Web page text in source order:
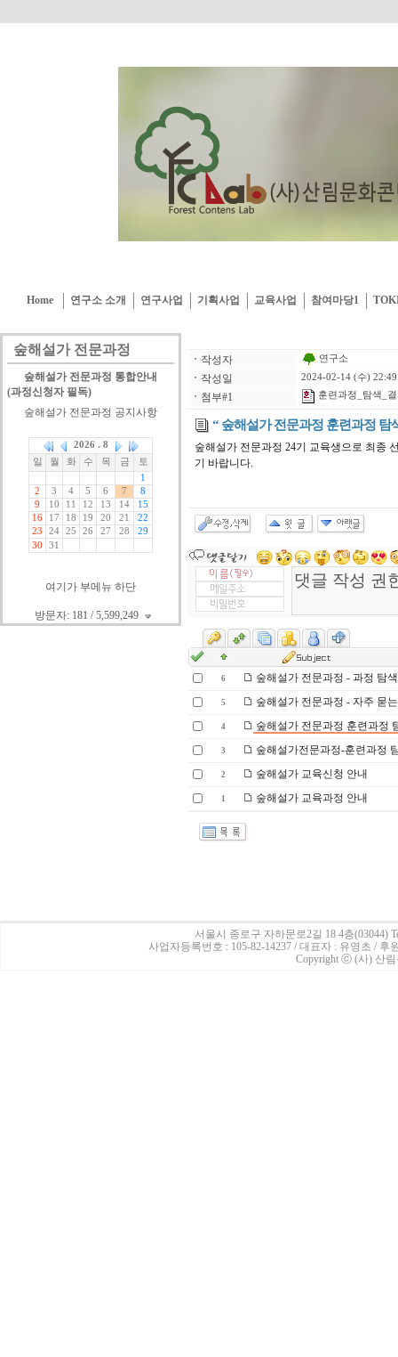
Home 연구소 소개 연구사업 기획사업 교육사업 참여마당1
숲해설가 전문과정
숲해설가 전문과정 통합안내
(과정신청자 필독)
숲해설가 전문과정 공지사항
여기가 부메뉴 하단
방문자: 181 / 5,599,249
ㆍ 작성자 연구소
ㆍ 작성일 2024-02-14 (수) 22:49
ㆍ 첨부#1 훈련과정_탐색_
“ 숲해설가 전문과정 훈련과정 탐
숲해설가 전문과정 24기 교육생으로 최종
기 바랍니다.
6 숲해설가 전문과정 - 과정 탐
5 숲해설가 전문과정 - 자주 묻
4 숲해설가 전문과정 훈련과정
3 숲해설가전문과정-훈련과정
2 숲해설가 교육신청 안내
1 숲해설가 교육과정 안내
서울시 종로구 자하문로2길 18 4층(03044)
사업자등록번호 : 105-82-14237 / 대표자 : 유영초 /
Copyright ⓒ (사) 산림